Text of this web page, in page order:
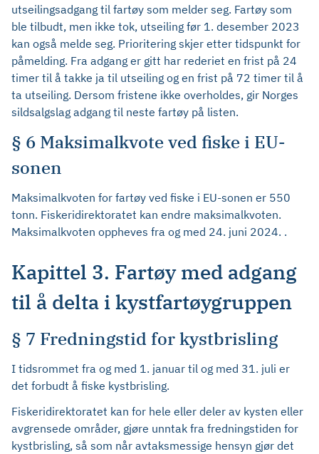
utseilingsadgang til fartøy som melder seg. Fartøy som
ble tilbudt, men ikke tok, utseiling før 1. desember 2023
kan også melde seg. Prioritering skjer etter tidspunkt for
påmelding. Fra adgang er gitt har rederiet en frist på 24
timer til å takke ja til utseiling og en frist på 72 timer til å
ta utseiling. Dersom fristene ikke overholdes, gir Norges
sildsalgslag adgang til neste fartøy på listen.
§ 6 Maksimalkvote ved fiske i EU-
sonen
Maksimalkvoten for fartøy ved fiske i EU-sonen er 550
tonn. Fiskeridirektoratet kan endre maksimalkvoten.
Maksimalkvoten oppheves fra og med 24. juni 2024. .
Kapittel 3. Fartøy med adgang
til å delta i kystfartøygruppen
§ 7 Fredningstid for kystbrisling
I tidsrommet fra og med 1. januar til og med 31. juli er
det forbudt å fiske kystbrisling.
Fiskeridirektoratet kan for hele eller deler av kysten eller
avgrensede områder, gjøre unntak fra fredningstiden for
kystbrisling, så som når avtaksmessige hensyn gjør det